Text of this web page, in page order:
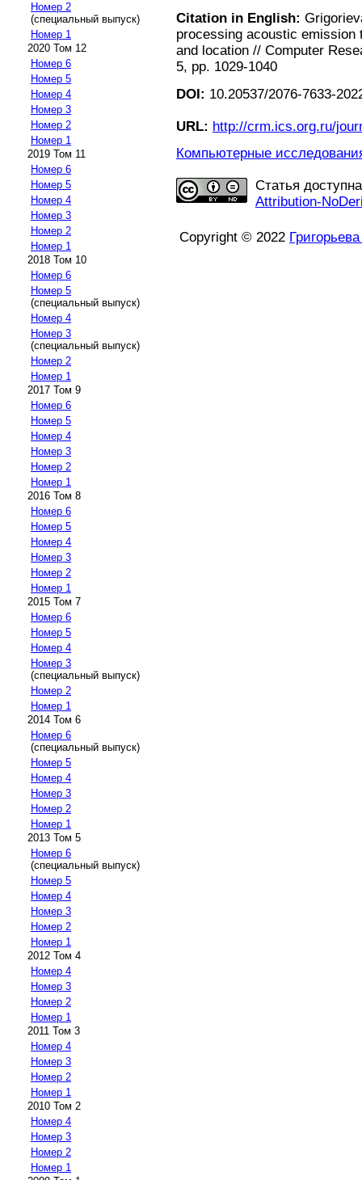
Номер 2
(специальный выпуск)
Номер 1
2020 Том 12
Номер 6
Номер 5
Номер 4
Номер 3
Номер 2
Номер 1
2019 Том 11
Номер 6
Номер 5
Номер 4
Номер 3
Номер 2
Номер 1
2018 Том 10
Номер 6
Номер 5
(специальный выпуск)
Номер 4
Номер 3
(специальный выпуск)
Номер 2
Номер 1
2017 Том 9
Номер 6
Номер 5
Номер 4
Номер 3
Номер 2
Номер 1
2016 Том 8
Номер 6
Номер 5
Номер 4
Номер 3
Номер 2
Номер 1
2015 Том 7
Номер 6
Номер 5
Номер 4
Номер 3
(специальный выпуск)
Номер 2
Номер 1
2014 Том 6
Номер 6
(специальный выпуск)
Номер 5
Номер 4
Номер 3
Номер 2
Номер 1
2013 Том 5
Номер 6
(специальный выпуск)
Номер 5
Номер 4
Номер 3
Номер 2
Номер 1
2012 Том 4
Номер 4
Номер 3
Номер 2
Номер 1
2011 Том 3
Номер 4
Номер 3
Номер 2
Номер 1
2010 Том 2
Номер 4
Номер 3
Номер 2
Номер 1
Citation in English:
processing acoustic
and location // Computer
5, pp. 1029-1040
DOI: 10.20537/2076-7633-
URL: http://crm.ics.org.ru/
Компьютерные
Статья
Attribution-
Copyright © 2022